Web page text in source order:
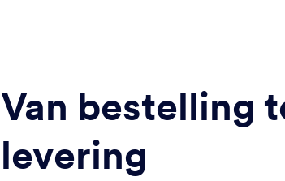
Van bestelling
levering